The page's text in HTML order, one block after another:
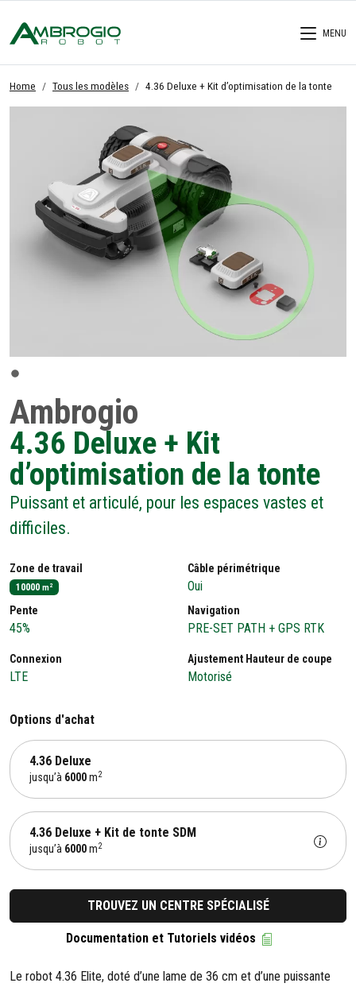
MENU
Home Tous les modèles 4.36 Deluxe + Kit d’optimisation de la tonte
Ambrogio
4.36 Deluxe + Kit
d’optimisation de la tonte
Puissant et articulé, pour les espaces vastes et
difficiles.
Zone de travail
10000 m2
Câble périmétrique
Oui
Pente
45%
Navigation
PRE-SET PATH + GPS RTK
Connexion
LTE
Ajustement Hauteur de coupe
Motorisé
Options d'achat
4.36 Deluxe
jusqu’à 6000m2
4.36 Deluxe + Kit de tonte SDM
jusqu’à 6000m2
TROUVEZ UN CENTRE SPÉCIALISÉ
Documentation et Tutoriels vidéos
Le robot 4.36 Elite, doté d’une lame de 36 cm et d’une puissante